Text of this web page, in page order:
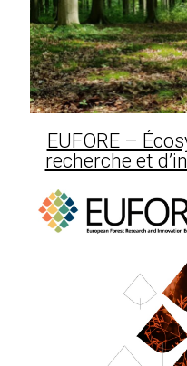
EUFORE –
recherche et